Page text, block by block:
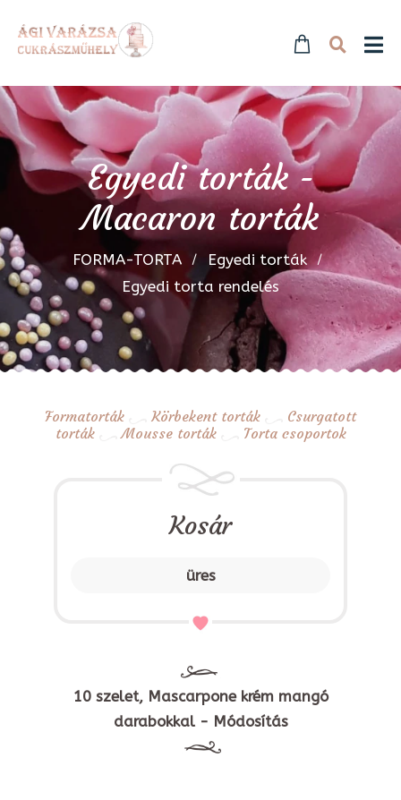
Egyedi torták -
Macaron torták
FORMA-TORTA
Egyedi torták
Egyedi torta rendelés
Formatorták Körbekent torták
Csurgatott
torták
Mousse torták Torta csoportok
Kosár
üres
10 szelet, Mascarpone krém mangó
darabokkal - Módosítás